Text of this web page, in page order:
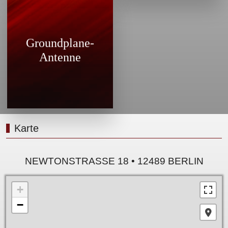
Groundplane-
Antenne
eigener Fertigung für den
Einsatz an analogen und
digitalen Basisstationen
Karte
NEWTONSTRASSE 18 • 12489 BERLIN
+
−